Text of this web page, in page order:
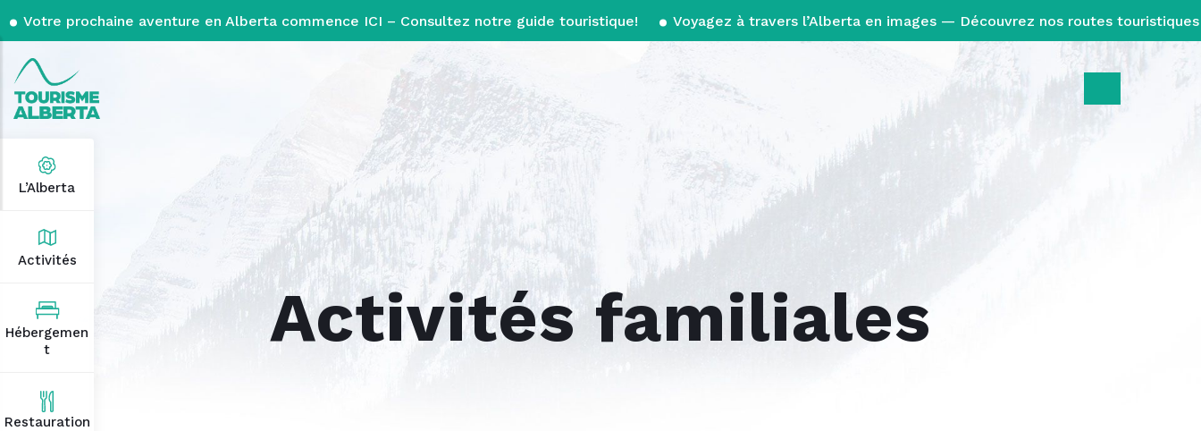
Votre prochaine aventure en Alberta commence ICI – Consultez notre guide touristique! Voyagez à travers l’Alberta en images — Découvrez nos routes touristiques
L’Alberta
Activités
Hébergemen
t
Restauration
Activités familiales